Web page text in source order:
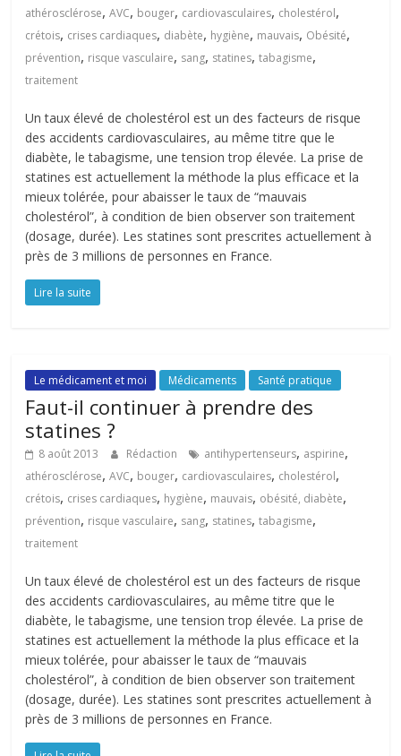
athérosclérose,AVC, bouger, cardiovasculaires, cholestérol,
crétois, crises cardiaques, diabète, hygiène, mauvais, Obésité,
prévention, risque vasculaire, sang, statines,tabagisme,
traitement
Un taux élevé de cholestérol est un des facteurs de risque
des accidents cardiovasculaires, au même titre que le
diabète, le tabagisme, une tension trop élevée. La prise de
statines est actuellement la méthode la plus efficace et la
mieux tolérée, pour abaisser le taux de “mauvais
cholestérol”, à condition de bien observer son traitement
(dosage, durée). Les statines sont prescrites actuellement à
près de 3 millions de personnes en France.
Lire la suite
Le médicament et moi Médicaments Santé pratique
Faut-il continuer à prendre des
statines ?
8 août 2013 Rédaction antihypertenseurs, aspirine,
athérosclérose,AVC, bouger, cardiovasculaires, cholestérol,
crétois, crises cardiaques, hygiène, mauvais, obésité, diabète,
prévention, risque vasculaire, sang, statines,tabagisme,
traitement
Un taux élevé de cholestérol est un des facteurs de risque
des accidents cardiovasculaires, au même titre que le
diabète, le tabagisme, une tension trop élevée. La prise de
statines est actuellement la méthode la plus efficace et la
mieux tolérée, pour abaisser le taux de “mauvais
cholestérol”, à condition de bien observer son traitement
(dosage, durée). Les statines sont prescrites actuellement à
près de 3 millions de personnes en France.